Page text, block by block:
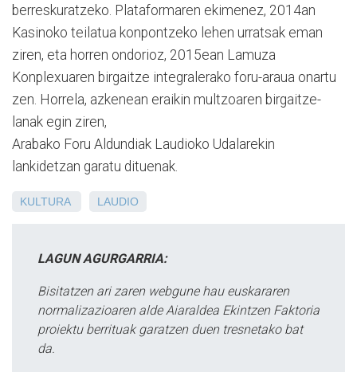
berreskuratzeko. Plataformaren ekimenez, 2014an
Kasinoko teilatua konpontzeko lehen urratsak eman
ziren, eta horren ondorioz, 2015ean Lamuza
Konplexuaren birgaitze integralerako foru-araua onartu
zen. Horrela, azkenean eraikin multzoaren birgaitze-
lanak egin ziren,
Arabako Foru Aldundiak Laudioko Udalarekin
lankidetzan garatu dituenak.
KULTURA LAUDIO
LAGUN AGURGARRIA:
Bisitatzen ari zaren webgune hau euskararen
normalizazioaren alde Aiaraldea Ekintzen Faktoria
proiektu berrituak garatzen duen tresnetako bat
da.